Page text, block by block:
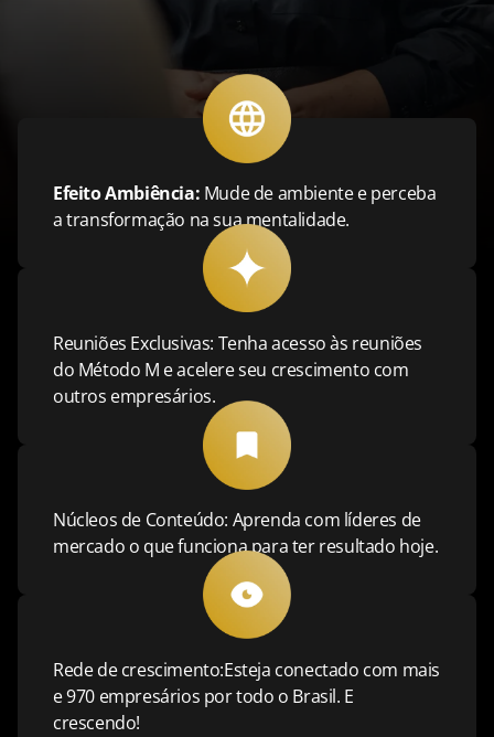
Efeito Ambiência: Mude de ambiente e perceba
a transformação na sua mentalidade.
Reuniões Exclusivas: Tenha acesso às reuniões
do Método M e acelere seu crescimento com
outros empresários.
Núcleos de Conteúdo: Aprenda com líderes de
mercado o que funciona para ter resultado hoje.
Rede de crescimento:Esteja conectado com mais
e 970 empresários por todo o Brasil. E
crescendo!